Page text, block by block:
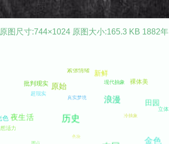
原图尺寸:744×1024 原图大小:165.3 KB 1882年